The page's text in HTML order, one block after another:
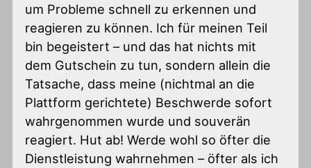
um Probleme schnell zu erkennen und
reagieren zu können. Ich für meinen Teil
bin begeistert – und das hat nichts mit
dem Gutschein zu tun, sondern allein die
Tatsache, dass meine (nichtmal an die
Plattform gerichtete) Beschwerde sofort
wahrgenommen wurde und souverän
reagiert. Hut ab! Werde wohl so öfter die
Dienstleistung wahrnehmen – öfter als ich